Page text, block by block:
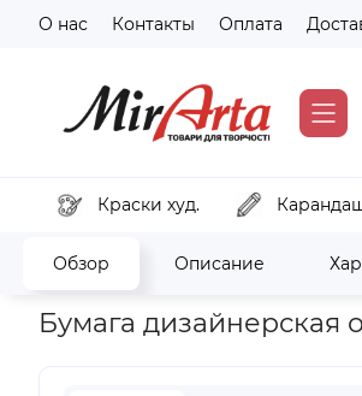
О нас Контакты Оплата
Краски худ.
Обзор Описание
Главная Хобби и декор
Бумага дизайнерская